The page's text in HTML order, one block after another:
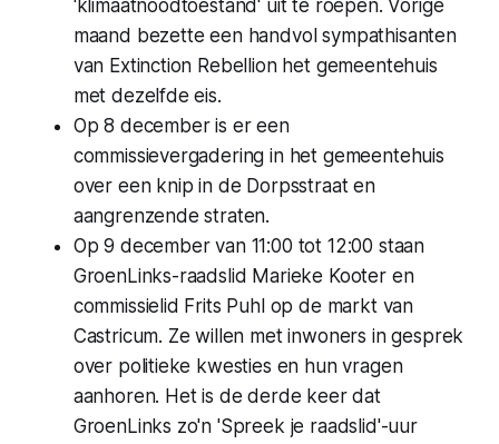
'klimaatnoodtoestand' uit te roepen. Vorige
maand bezette een handvol sympathisanten
van Extinction Rebellion het gemeentehuis
met dezelfde eis.
Op 8 december is er een
commissievergadering in het gemeentehuis
over een knip in de Dorpsstraat en
aangrenzende straten.
Op 9 december van 11:00 tot 12:00 staan
GroenLinks-raadslid Marieke Kooter en
commissielid Frits Puhl op de markt van
Castricum. Ze willen met inwoners in gesprek
over politieke kwesties en hun vragen
aanhoren. Het is de derde keer dat
GroenLinks zo'n 'Spreek je raadslid'-uur